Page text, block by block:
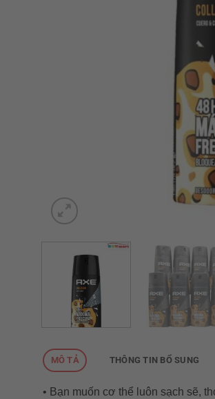
MÔ TẢ THÔNG TIN BỔ SUNG
• Bạn muốn cơ thể luôn sạch sẽ,